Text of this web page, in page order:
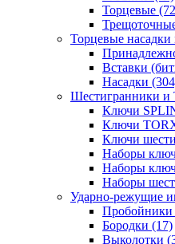
Торцевые
Торцевые
Вставки
Насадки
Шестигранники и
Ключи
Ключи
Ключи
Наборы
Наборы
Наборы
Ударно-режущие
Пробойники
Бородки (17)
Выколотки